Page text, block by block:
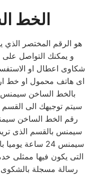
الخط
هو الرقم المختصر
و يمكنك التواصل
شكاوى اعطال او
اى هاتف محمول او خط
بالخط الساخن سيمنس
سيتم توجيهك الى القسم
رقم الخط الساخن
سيمنس بالقسم الذى
سيمنس 24 ساعة
التى يكون فيها ممثلى
رسالة مسجلة بالشكوى